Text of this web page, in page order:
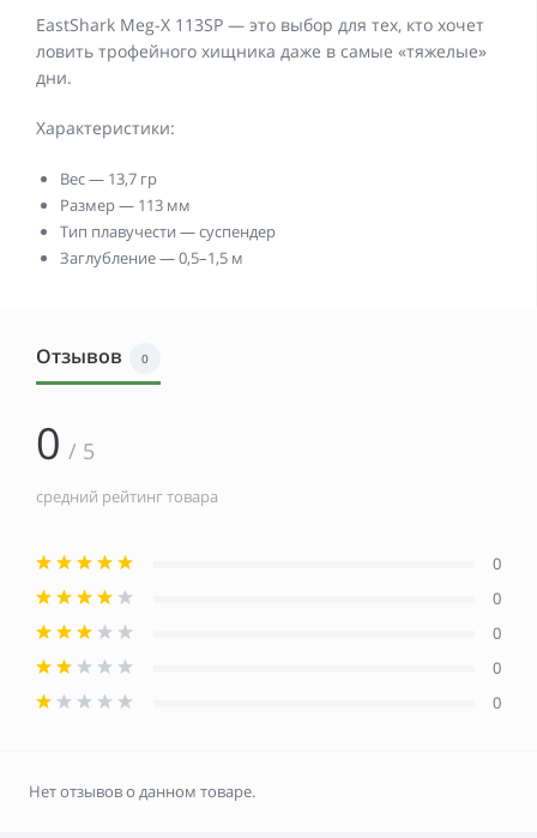
EastShark Meg-X 113SP — это выбор для тех, кто хочет
ловить трофейного хищника даже в самые «тяжелые»
дни.
Характеристики:
Вес — 13,7 гр
Размер — 113 мм
Тип плавучести — суспендер
Заглубление — 0,5–1,5 м
Отзывов 0
0 / 5
средний рейтинг товара
0
0
0
0
0
Нет отзывов о данном товаре.